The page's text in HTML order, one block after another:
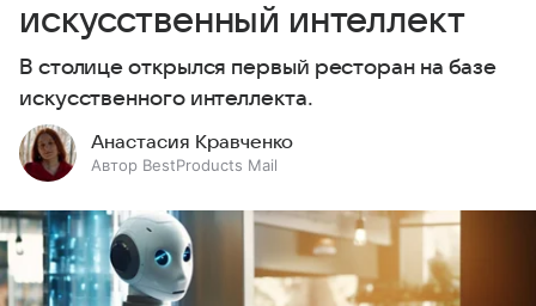
искусственный интеллект
В столице открылся первый ресторан на базе
искусственного интеллекта.
Анастасия Кравченко
Автор BestProducts Mail